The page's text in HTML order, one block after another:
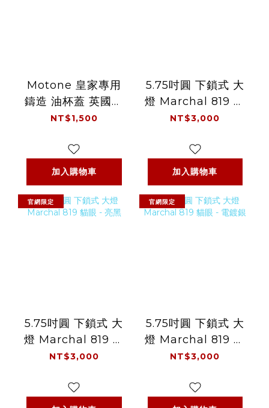
Motone 皇家專用
鑄造 油杯蓋 英國旗
- 黃銅
NT$1,500
加入購物車
5.75吋圓 下鎖式 大
燈 Marchal 819 貓
眼 - 黑銀
NT$3,000
加入購物車
官網限定
5.75吋圓 下鎖式 大
燈 Marchal 819 貓
眼 - 亮黑
NT$3,000
官網限定
5.75吋圓 下鎖式 大
燈 Marchal 819 貓
眼 - 電鍍銀
NT$3,000